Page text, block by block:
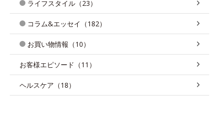
ライフスタイル（23）
コラム&エッセイ（182）
お買い物情報（10）
お客様エピソード（11）
ヘルスケア（18）